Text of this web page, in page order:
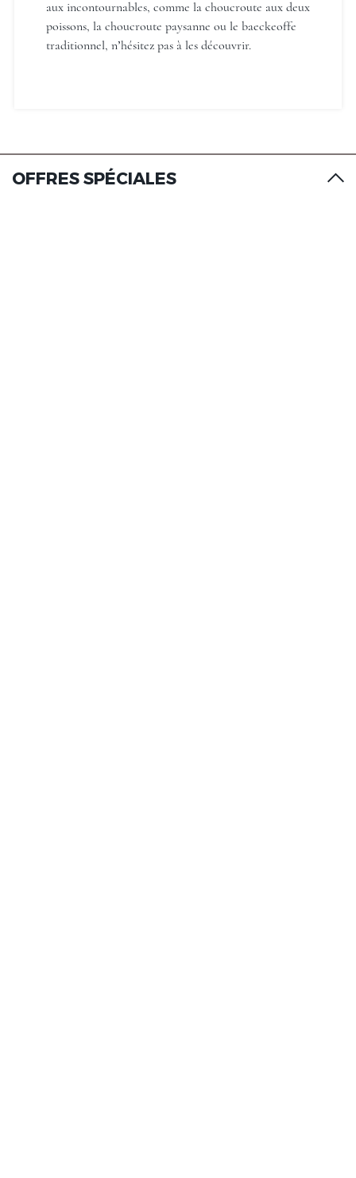
aux incontournables, comme la choucroute aux deux
poissons, la choucroute paysanne ou le baeckeoffe
traditionnel, n’hésitez pas à les découvrir.
OFFRES SPÉCIALES